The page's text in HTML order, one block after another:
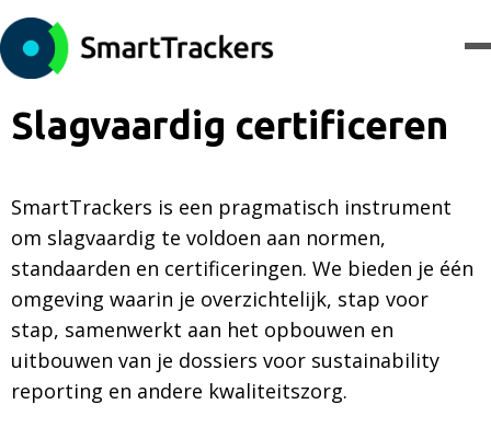
Slagvaardig certificeren
SmartTrackers is een pragmatisch instrument
om slagvaardig te voldoen aan normen,
standaarden en certificeringen. We bieden je één
omgeving waarin je overzichtelijk, stap voor
stap, samenwerkt aan het opbouwen en
uitbouwen van je dossiers voor sustainability
reporting en andere kwaliteitszorg.